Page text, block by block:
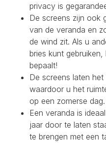
privacy is
De screens zijn ook
van de veranda en
de wind zit. Als u
bries kunt
bepaalt!
De screens laten
waardoor u het
op een zomerse dag.
Een veranda is
jaar door te laten
te brengen met een